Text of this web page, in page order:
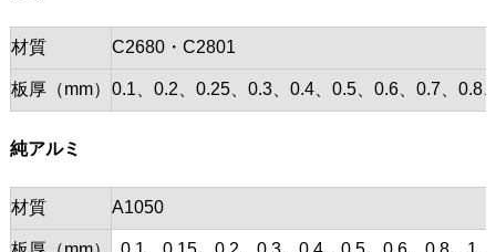
材質 C2680・C2801
板厚（mm） 0.1、0.2、0.25、0.3、0.4、0.5、0.6、0.7、0.8
純アルミ
材質 A1050